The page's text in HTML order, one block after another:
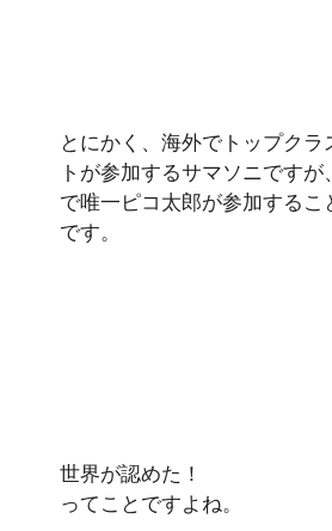
とにかく、海外でトップクラ
トが参加するサマソニですが
で唯一ピコ太郎が参加するこ
です。
世界が認めた！
ってことですよね。